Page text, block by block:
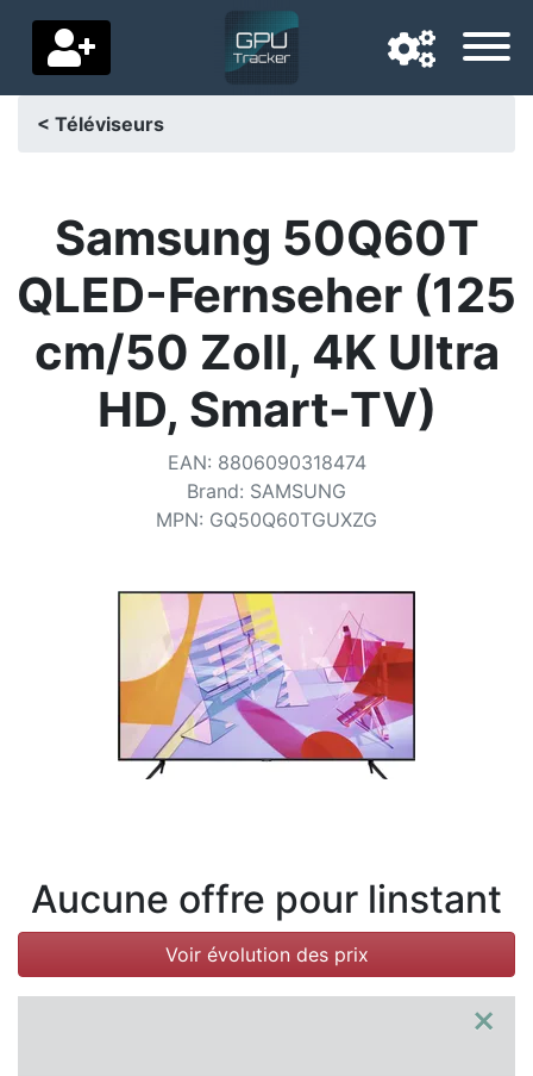
Pays de livraison
Accueil
Baisses de prix
Paramètres
Soutenez-nous
Contactez-nous
Catégories
< Téléviseurs
Samsung 50Q60T
QLED-Fernseher (125
cm/50 Zoll, 4K Ultra
HD, Smart-TV)
EAN: 8806090318474
Brand: SAMSUNG
MPN: GQ50Q60TGUXZG
Aucune offre pour linstant
Voir évolution des prix
×